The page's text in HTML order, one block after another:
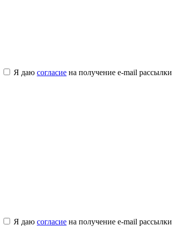
Я даю согласие на получение e-mail рассылки
Я даю согласие на получение e-mail рассылки